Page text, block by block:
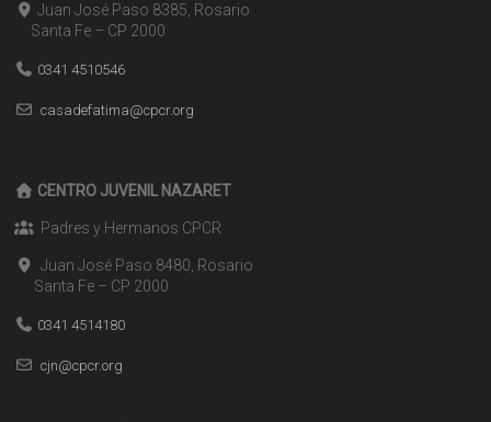
Juan José Paso 8385, Rosario
Santa Fe – CP 2000
0341 4510546
casadefatima@cpcr.org
CENTRO JUVENIL NAZARET
Padres y Hermanos CPCR
Juan José Paso 8480, Rosario
Santa Fe – CP 2000
0341 4514180
cjn@cpcr.org